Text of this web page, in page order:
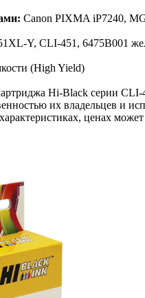
Canon PIXMA iP7240,
Y, CLI-451, 6475B001
(High Yield)
Hi-Black серии
их владельцев и
ценах